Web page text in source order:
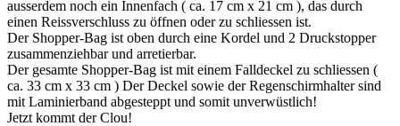
ausserdem noch ein Innenfach ( ca. 17 cm x 21 cm ), das durch
einen Reissverschluss zu öffnen oder zu schliessen ist.
Der Shopper-Bag ist oben durch eine Kordel und 2 Druckstopper
zusammenziehbar und arretierbar.
Der gesamte Shopper-Bag ist mit einem Falldeckel zu schliessen (
ca. 33 cm x 33 cm ) Der Deckel sowie der Regenschirmhalter sind
mit Laminierband abgesteppt und somit unverwüstlich!
Jetzt kommt der Clou!